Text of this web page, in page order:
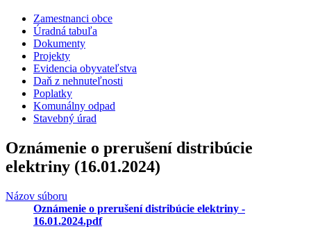
Zamestnanci obce
Úradná tabuľa
Dokumenty
Projekty
Evidencia obyvateľstva
Daň z nehnuteľnosti
Poplatky
Komunálny odpad
Stavebný úrad
Oznámenie o prerušení distribúcie
elektriny (16.01.2024)
Názov súboru
Oznámenie o prerušení distribúcie elektriny -
16.01.2024.pdf